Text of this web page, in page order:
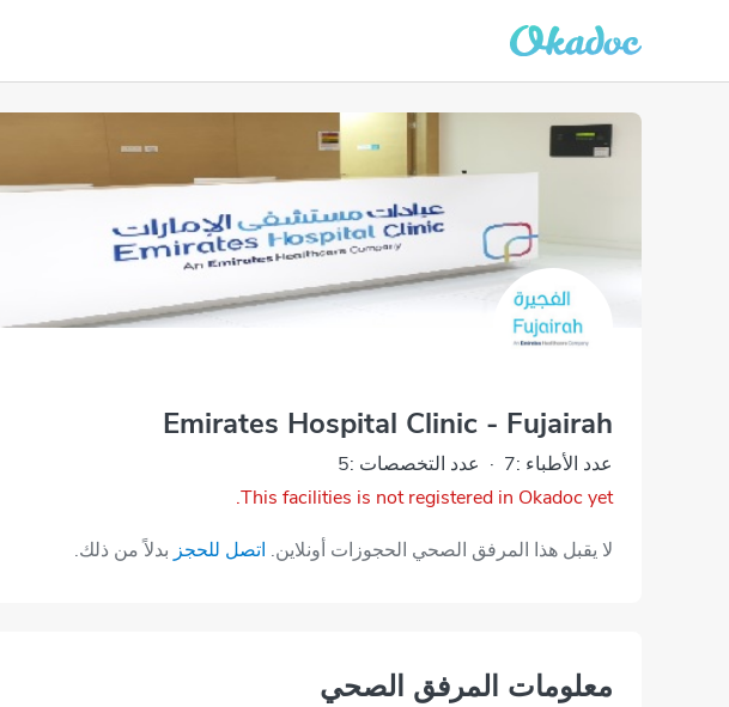
Emirates Hospital Clinic - Fujairah
عدد الأطباء :7 · عدد التخصصات :5
This facilities is not registered in Okadoc yet.
لا يقبل هذا المرفق الصحي الحجوزات أونلاين. اتصل للحجز بدلاً من ذلك.
معلومات المرفق الصحي